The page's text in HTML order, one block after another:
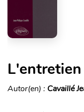
Autor(en) : Cavaillé